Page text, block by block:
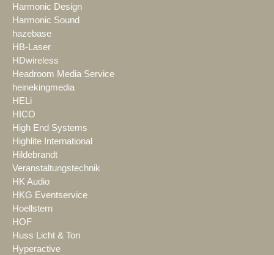
Harmonic Design
Harmonic Sound
hazebase
HB-Laser
HDwireless
Headroom Media Service
heinekingmedia
HELi
HICO
High End Systems
Highlite International
Hildebrandt
Veranstaltungstechnik
HK Audio
HKG Eventservice
Hoellstern
HOF
Huss Licht & Ton
Hyperactive